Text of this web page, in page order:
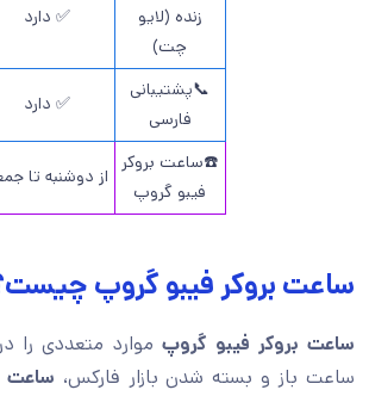
زنده (لایو
چت)
✅ دارد
📞پشتیبانی
فارسی
✅ دارد
☎️ساعت بروکر
فیبو گروپ
از دوشنبه تا
ساعت بروکر فیبو گروپ
ساعت بروکر فیبو گروپ موارد متعددی را
ساعت باز و بسته شدن بازار فارکس، ساعت